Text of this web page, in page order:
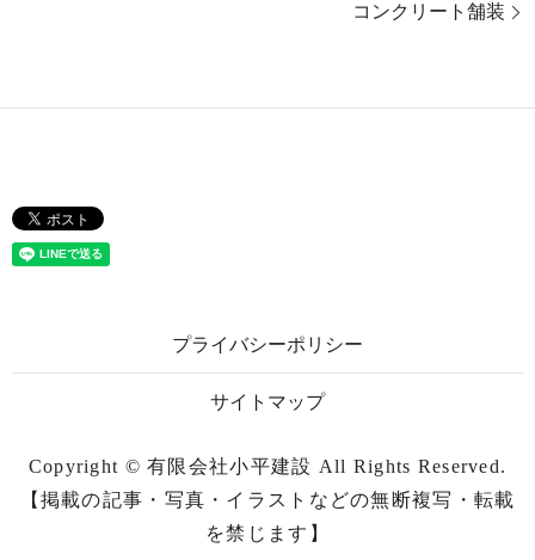
コンクリート舗装
プライバシーポリシー
サイトマップ
Copyright © 有限会社小平建設 All Rights Reserved.
【掲載の記事・写真・イラストなどの無断複写・転載
を禁じます】